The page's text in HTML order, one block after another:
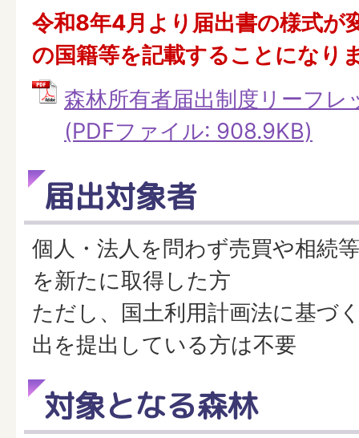
令和8年4月より届出書の様式が
の国籍等を記載することになり
森林所有者届出制度リーフレ
(PDFファイル: 908.9KB)
届出対象者
個人・法人を問わず売買や相続
を新たに取得した方
ただし、国土利用計画法に基づ
出を提出している方は不要
対象となる森林